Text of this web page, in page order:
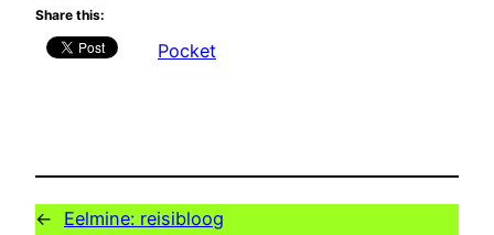
Share this:
Pocket
← Eelmine: reisibloog